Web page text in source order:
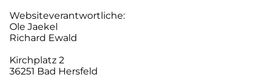
Websiteverantwortliche:
Ole Jaekel
Richard Ewald
Kirchplatz 2
36251 Bad Hersfeld